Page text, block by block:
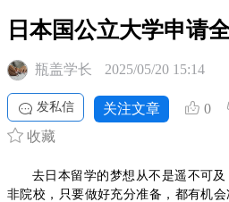
日本国公立大学申请
瓶盖学长 2025/05/20 15:14
发私信 关注文章 0
收藏
去日本留学的梦想从不是遥不可
非院校，只要做好充分准备，都有机会